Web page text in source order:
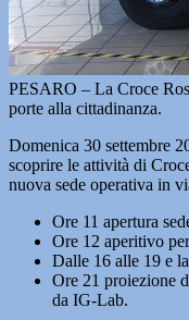
PESARO – La Croce
porte alla cittadinanza.
Domenica 30 settembre
scoprire le attività di
nuova sede operativa in
Ore 11 apertura
Ore 12 aperitivo
Dalle 16 alle 19 e
Ore 21 proiezione
da IG-Lab.